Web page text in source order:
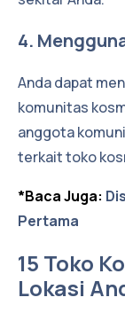
4.
Anda dapat
komunitas
anggota
terkait toko
*Baca Juga:
Pertama
15 Toko
Lokasi